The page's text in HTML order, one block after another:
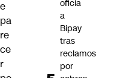
e
pa
re
ce
r
oficia
a
Bipay
tras
reclamos
por